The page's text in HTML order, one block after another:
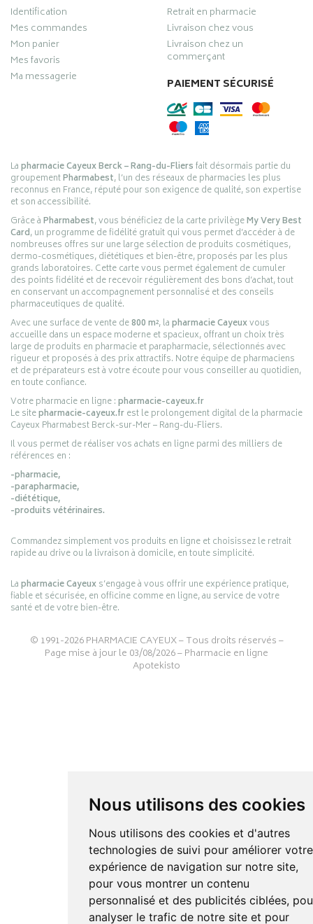
Nous utilisons des cookies
Nous utilisons des cookies et d'autres
technologies de suivi pour améliorer votre
expérience de navigation sur notre site,
pour vous montrer un contenu
personnalisé et des publicités ciblées,
analyser le trafic de notre site et pour
Identification
Mes commandes
Mon panier
Mes favoris
Ma messagerie
Retrait en pharmacie
Livraison chez vous
Livraison chez un
commerçant
PAIEMENT SÉCURISÉ
Lapharmacie Cayeux Berck – Rang-du-Fliersfait désormais partie du
groupementPharmabest, l’un des réseaux de pharmacies les plus
reconnus en France, réputé pour son exigence de qualité, son expertise
et son accessibilité.
Grâce àPharmabest, vous bénéficiez de la carte privilègeMy Very Best
Card, un programme de fidélité gratuit qui vous permet d’accéder à de
nombreuses offres sur une large sélection de produits cosmétiques,
dermo-cosmétiques, diététiques et bien-être, proposés par les plus
grands laboratoires. Cette carte vous permet également de cumuler
des points fidélité et de recevoir régulièrement des bons d’achat, tout
en conservant un accompagnement personnalisé et des conseils
pharmaceutiques de qualité.
Avec une surface de vente de800 m², lapharmacie Cayeuxvous
accueille dans un espace moderne et spacieux, offrant un choix très
large de produits en pharmacie et parapharmacie, sélectionnés avec
rigueur et proposés à des prix attractifs. Notre équipe de pharmaciens
et de préparateurs est à votre écoute pour vous conseiller au quotidien,
en toute confiance.
Votre pharmacie en ligne :pharmacie-cayeux.fr
Le sitepharmacie-cayeux.frest le prolongement digital de la pharmacie
Cayeux Pharmabest Berck-sur-Mer – Rang-du-Fliers.
Il vous permet de réaliser vos achats en ligne parmi des milliers de
références en :
-pharmacie,
-parapharmacie,
-diététique,
-produits vétérinaires.
Commandez simplement vos produits en ligne et choisissez le retrait
rapide au drive ou la livraison à domicile, en toute simplicité.
Lapharmacie Cayeuxs’engage à vous offrir une expérience pratique,
fiable et sécurisée, en officine comme en ligne, au service de votre
santé et de votre bien-être.
© 1991-2026PHARMACIE CAYEUX– Tous droits réservés –
Page mise à jour le 03/08/2026 –Pharmacie en ligne
Apotekisto